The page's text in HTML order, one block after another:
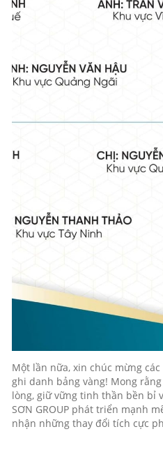
Một lần nữa, xin chúc mừng
ghi danh bảng vàng! Mong
lòng, giữ vững tinh thần bền bỉ
SƠN GROUP phát triển mạnh
nhận những thay đổi tích cực